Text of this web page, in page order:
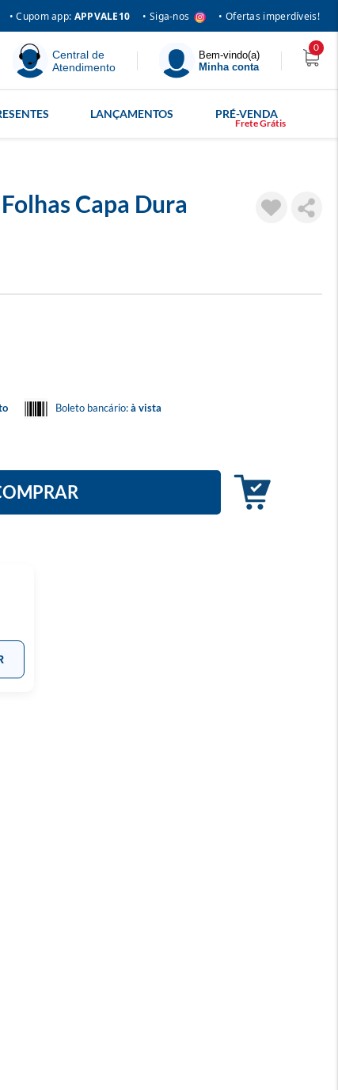
• Cupom app: APPVALE10 • Siga-nos • Ofertas imperdíveis!
Central de
Atendimento
Bem-vindo(a)
Minha conta
0
LANÇAMENTOS PRÉ-VENDA
Capa Dura
Boleto bancário:à vista